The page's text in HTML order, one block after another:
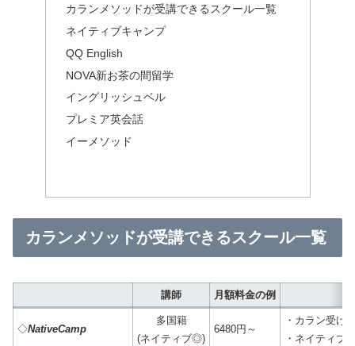
カランメソッドが受講できるスクール一覧
ネイティブキャンプ
QQ English
NOVA新お茶の間留学
イングリッシュベル
プレミア英会話
イーメソッド
カランメソッドが受講できるスクール一覧
講師 月額料金の例
◇NativeCamp
多国籍
(ネイティブ◎)
6480円～
・カラン受け
・ネイティブ